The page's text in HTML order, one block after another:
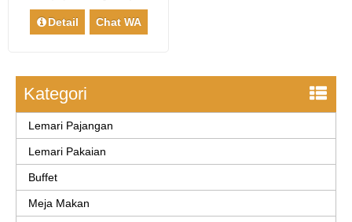
Detail Chat WA
Kategori
Lemari Pajangan
Lemari Pakaian
Buffet
Meja Makan